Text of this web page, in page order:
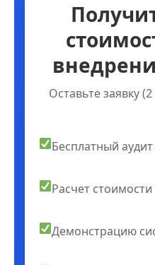
Оставьте заявку
Бесплатный
Расчет
Демонстрацию